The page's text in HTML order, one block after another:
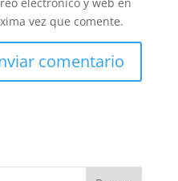
vez que comente.